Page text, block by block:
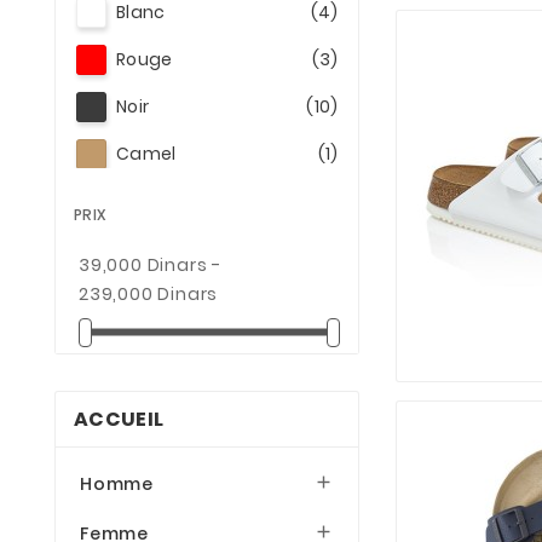
Blanc
(4)
Rouge
(3)
Noir
(10)
Camel
(1)
Marron
Bleu Ciel
(2)
Noir / Vert
(1)
PRIX
39,000 Dinars -
239,000 Dinars
ACCUEIL
Homme 
Femme 